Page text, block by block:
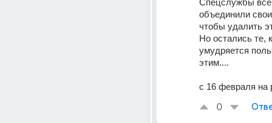
Спецслужбы
объединили
чтобы удалить
Но остались те,
умудряется
этим....
с 16 февраля на
0